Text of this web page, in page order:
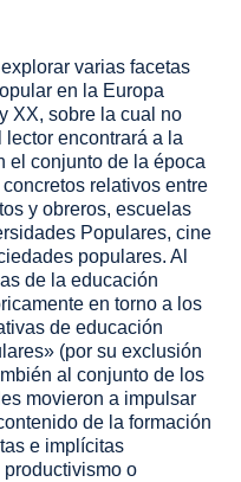
varias facetas
en la Europa
XX, sobre la cual no
encontrará a la
el conjunto de la época
relativos entre
y obreros, escuelas
Populares, cine
populares. Al
de la educación
en torno a los
de educación
(por su exclusión
al conjunto de los
movieron a impulsar
de la formación
e implícitas
o